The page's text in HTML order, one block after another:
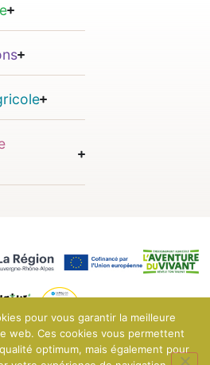
- Bourg-lès-Valence Mentions légales
pour vous garantir la meilleure
web. Ces cookies vous permettent
optimum, mais également pour